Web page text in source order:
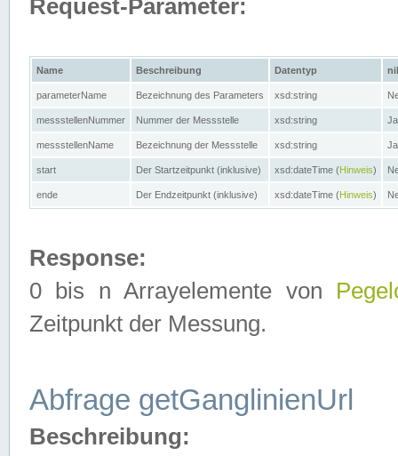
Request-Parameter:
Name Beschreibung Datentyp nil
parameterName Bezeichnung des Parameters xsd:string
messstellenNummer Nummer der Messstelle xsd:string Ja
messstellenName Bezeichnung der Messstelle xsd:string Ja
start Der Startzeitpunkt (inklusive) xsd:dateTime (Hinweis)
ende Der Endzeitpunkt (inklusive) xsd:dateTime (Hinweis)
Response:
0 bis n Arrayelemente von
Zeitpunkt der Messung.
Abfrage getGanglinienUrl
Beschreibung: